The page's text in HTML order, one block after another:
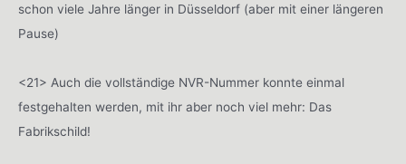
schon viele Jahre länger in Düsseldorf (aber mit einer längeren
Pause)
<21> Auch die vollständige NVR-Nummer konnte einmal
festgehalten werden, mit ihr aber noch viel mehr: Das
Fabrikschild!